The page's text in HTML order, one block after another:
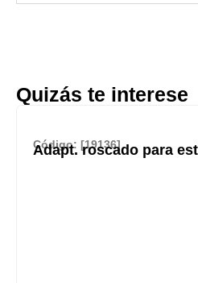
Quizás te interese
Código: [19136]
Adapt. roscado para